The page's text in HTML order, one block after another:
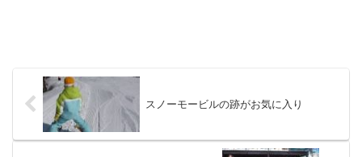
スノーモービルの跡がお気に入り